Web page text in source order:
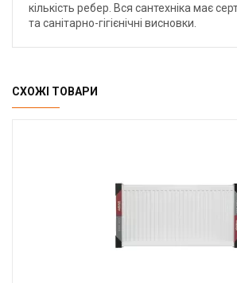
кількість ребер. Вся сантехніка має
та санітарно-гігієнічні висновки.
СХОЖІ ТОВАРИ